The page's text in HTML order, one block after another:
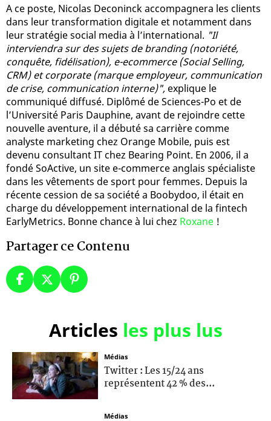
A ce poste, Nicolas Deconinck accompagnera les clients
dans leur transformation digitale et notamment dans
leur stratégie social media à l’international. "Il
interviendra sur des sujets de branding (notoriété,
conquête, fidélisation), e-ecommerce (Social Selling,
CRM) et corporate (marque employeur, communication
de crise, communication interne)", explique le
communiqué diffusé. Diplômé de Sciences-Po et de
l’Université Paris Dauphine, avant de rejoindre cette
nouvelle aventure, il a débuté sa carrière comme
analyste marketing chez Orange Mobile, puis est
devenu consultant IT chez Bearing Point. En 2006, il a
fondé SoActive, un site e-commerce anglais spécialiste
dans les vêtements de sport pour femmes. Depuis la
récente cession de sa société a Boobydoo, il était en
charge du développement international de la fintech
EarlyMetrics. Bonne chance à lui chez Roxane !
Partager ce Contenu
Articles les plus lus
Médias
Twitter : Les 15/24 ans
représentent 42 % des...
Médias